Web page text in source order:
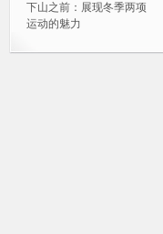
下山之前：展现冬季两项
运动的魅力